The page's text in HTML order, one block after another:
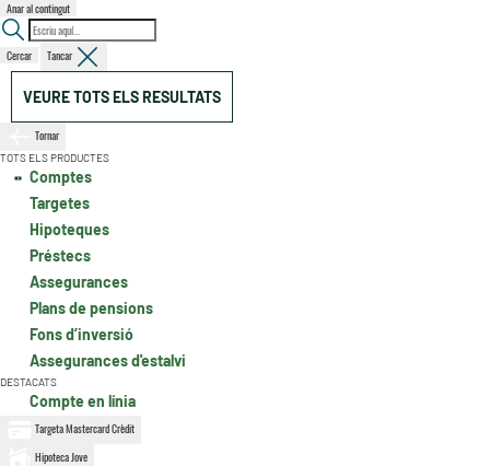
Anar al contingut
Cercar Tancar
VEURE TOTS ELS RESULTATS
Tornar
TOTS ELS PRODUCTES
Comptes
Targetes
Hipoteques
Préstecs
Assegurances
Plans de pensions
Fons d’inversió
Assegurances d'estalvi
DESTACATS
Compte en línia
Targeta Mastercard Crèdit
Hipoteca Jove